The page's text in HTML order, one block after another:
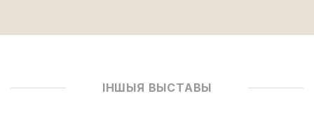
ІНШЫЯ ВЫСТАВЫ